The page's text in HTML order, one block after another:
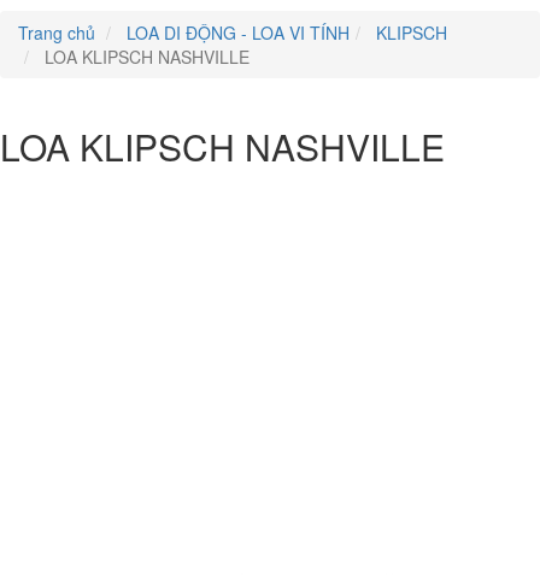
Trang chủ
LOA DI ĐỘNG - LOA VI TÍNH
KLIPSCH
LOA KLIPSCH NASHVILLE
LOA KLIPSCH NASHVILLE